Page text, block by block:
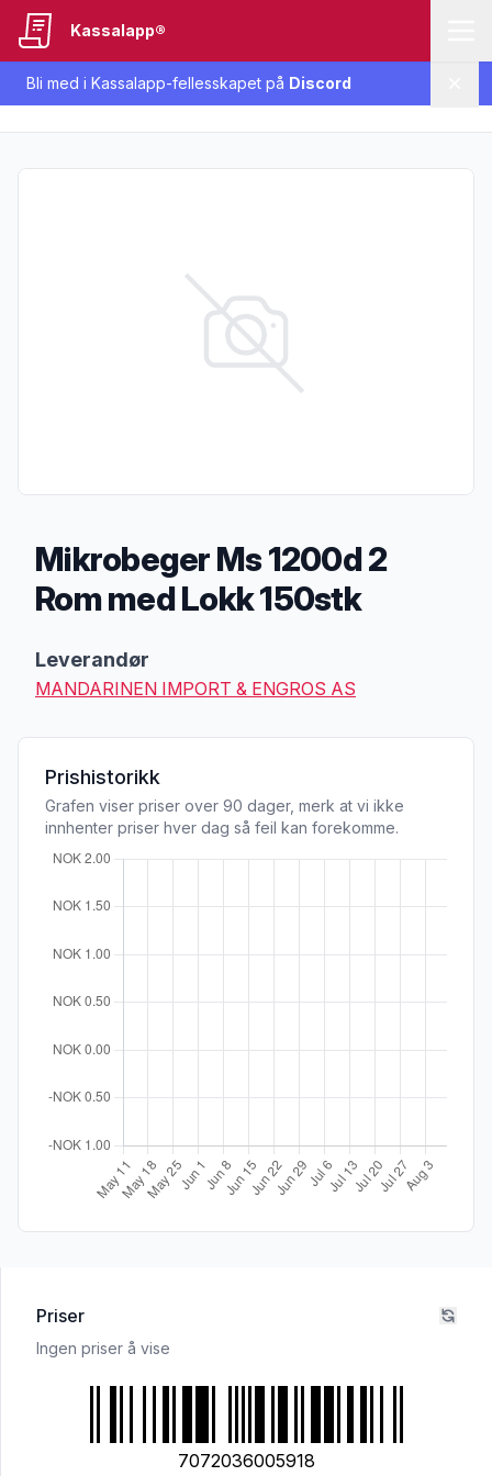
Bli med i Kassalapp-fellesskapet på Discord
Kassalapp®
Mikrobeger Ms 1200d 2
Rom med Lokk 150stk
Leverandør
MANDARINEN IMPORT & ENGROS AS
Prishistorikk
Grafen viser priser over 90 dager, merk at vi ikke
innhenter priser hver dag så feil kan forekomme.
Priser
Ingen priser å vise
7072036005918